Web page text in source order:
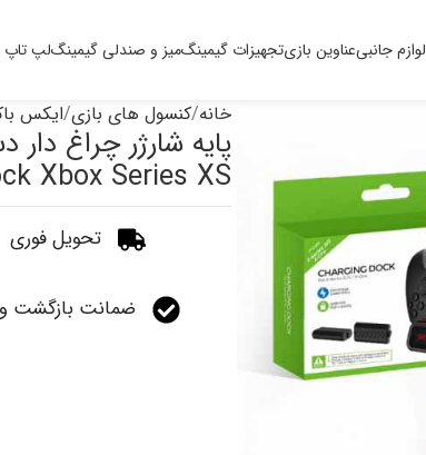
لوازم جانبیعناوین بازیتجهیزات گیمینگمیز و صندلی گیمینگلپ تاپ
خانه کنسول های بازی ایکس
Xbox Series XS
تحویل فوری
ضمانت بازگشت